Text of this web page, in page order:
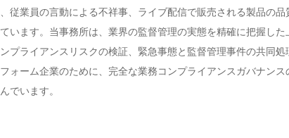
従業員の言動による不祥事、ライブ配信で販売される製品の品
います。当事務所は、業界の監督管理の実態を精確に把握した
ライアンスリスクの検証、緊急事態と監督管理事件の共同処
ォーム企業のために、完全な業務コンプライアンスガバナンス
でいます。